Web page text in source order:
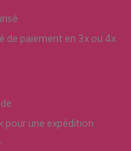
de paiement en 3x ou 4x
pour une expédition